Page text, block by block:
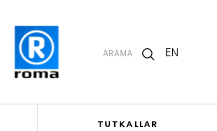
ARAMA EN
TUTKALLAR